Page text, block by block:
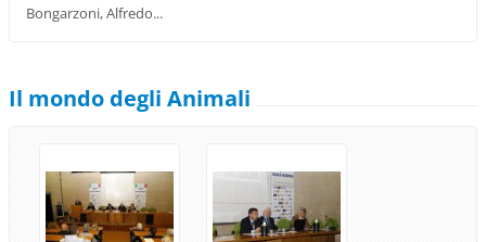
Bongarzoni, Alfredo...
Il mondo degli Animali